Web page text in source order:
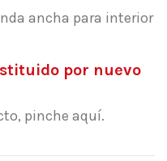
ancha para interior
por nuevo
pinche aquí.